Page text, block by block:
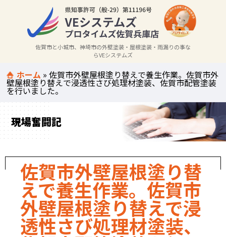
佐賀市と小城市、神埼市の外壁塗装・屋根塗装・雨漏りの事な
らVEシステムズ
ホーム »佐賀市外壁屋根塗り替えで養生作業。佐賀市外
壁屋根塗り替えで浸透性さび処理材塗装、佐賀市配管塗装
を行いました。
現場奮闘記
佐賀市外壁屋根塗り替
えで養生作業。佐賀市
外壁屋根塗り替えで浸
透性さび処理材塗装、